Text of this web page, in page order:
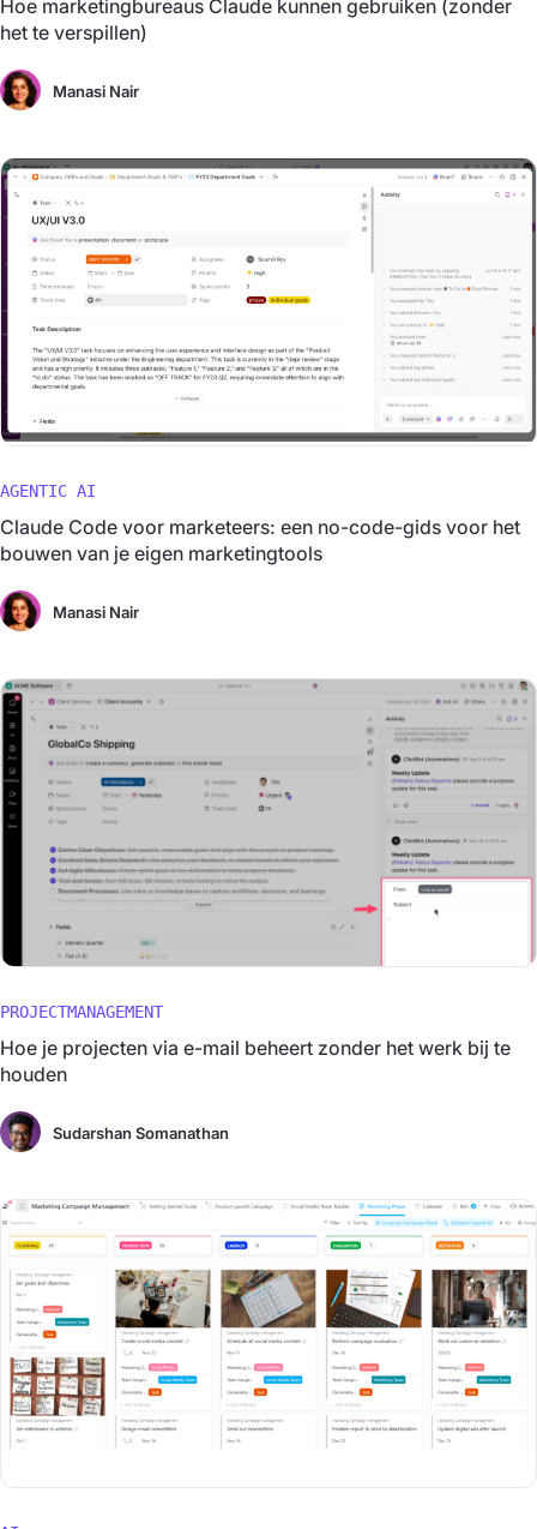
Hoe marketingbureaus Claude kunnen gebruiken (zonder
het te verspillen)
Manasi Nair
AGENTIC AI
Claude Code voor marketeers: een no-code-gids voor het
bouwen van je eigen marketingtools
Manasi Nair
PROJECTMANAGEMENT
Hoe je projecten via e-mail beheert zonder het werk bij te
houden
Sudarshan Somanathan